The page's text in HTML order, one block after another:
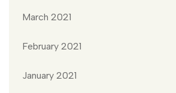
March 2021
February 2021
January 2021